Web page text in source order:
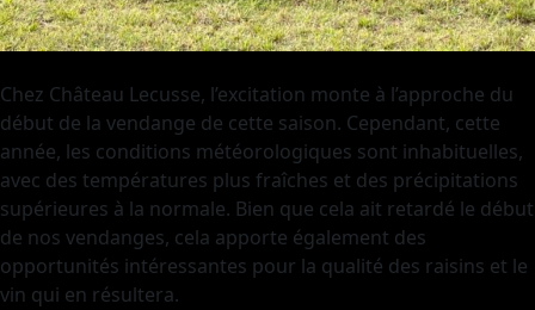
Chez Château Lecusse, l’excitation monte à l’approche du
début de la vendange de cette saison. Cependant, cette
année, les conditions météorologiques sont inhabituelles,
avec des températures plus fraîches et des précipitations
supérieures à la normale. Bien que cela ait retardé le début
de nos vendanges, cela apporte également des
opportunités intéressantes pour la qualité des raisins et le
vin qui en résultera.